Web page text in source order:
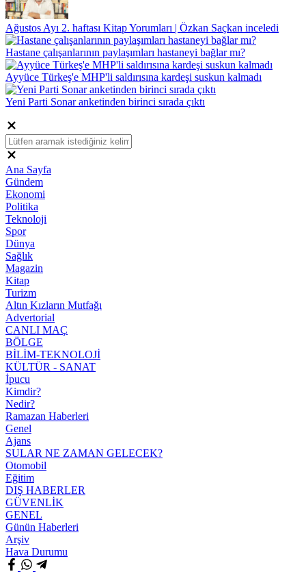
Ağustos Ayı 2. haftası Kitap Yorumları | Özkan Saçkan inceledi
Hastane çalışanlarının paylaşımları hastaneyi bağlar mı?
Ayyüce Türkeş'e MHP'li saldırısına kardeşi suskun kalmadı
Yeni Parti Sonar anketinden birinci sırada çıktı
Ana Sayfa
Gündem
Ekonomi
Politika
Teknoloji
Spor
Dünya
Sağlık
Magazin
Kitap
Turizm
Altın Kızların Mutfağı
Advertorial
CANLI MAÇ
BÖLGE
BİLİM-TEKNOLOJİ
KÜLTÜR - SANAT
İpucu
Kimdir?
Nedir?
Ramazan Haberleri
Genel
Ajans
SULAR NE ZAMAN GELECEK?
Otomobil
Eğitim
DIŞ HABERLER
GÜVENLİK
GENEL
Günün Haberleri
Arşiv
Hava Durumu